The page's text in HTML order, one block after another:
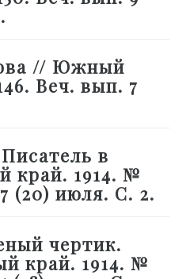
// Южный
Веч. вып. 7
в
край. 1914. №
(20) июля. С. 2.
чертик.
край. 1914. №